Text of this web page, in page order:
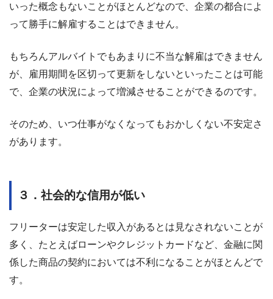
いった概念もないことがほとんどなので、企業の都合によ
って勝手に解雇することはできません。
もちろんアルバイトでもあまりに不当な解雇はできません
が、雇用期間を区切って更新をしないといったことは可能
で、企業の状況によって増減させることができるのです。
そのため、いつ仕事がなくなってもおかしくない不安定さ
があります。
３．社会的な信用が低い
フリーターは安定した収入があるとは見なされないことが
多く、たとえばローンやクレジットカードなど、金融に関
係した商品の契約においては不利になることがほとんどで
す。